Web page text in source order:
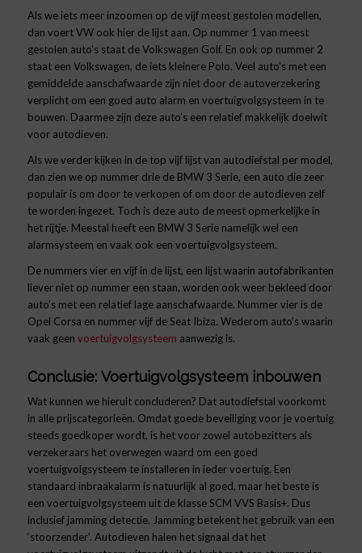
Als we iets meer inzoomen op de vijf meest gestolen modellen,
dan voert VW ook hier de lijst aan. Op nummer 1 van meest
gestolen auto’s staat de Volkswagen Golf. En ook op nummer 2
staat een Volkswagen, de iets kleinere Polo. Veel auto’s met een
gemiddelde aanschafwaarde zijn niet door de autoverzekering
verplicht om een goed auto alarm en voertuigvolgsysteem in te
bouwen. Daarmee zijn deze auto’s een relatief makkelijk doelwit
voor autodieven.
Als we verder kijken in de top vijf lijst van autodiefstal per model,
dan zien we op nummer drie de BMW 3 Serie, een auto die zeer
populair is om door te verkopen of om door de autodieven zelf
te worden ingezet. Toch is deze auto de meest opmerkelijke in
het rijtje. Meestal heeft een BMW 3 Serie namelijk wel een
alarmsysteem en vaak ook een voertuigvolgsysteem.
De nummers vier en vijf in de lijst, een lijst waarin autofabrikanten
liever niet op nummer een staan, worden ook weer bekleed door
auto’s met een relatief lage aanschafwaarde. Nummer vier is de
Opel Corsa en nummer vijf de Seat Ibiza. Wederom auto’s waarin
vaak geen voertuigvolgsysteem aanwezig is.
Conclusie: Voertuigvolgsysteem inbouwen
Wat kunnen we hieruit concluderen? Dat autodiefstal voorkomt
in alle prijscategorieën. Omdat goede beveiliging voor je voertuig
steeds goedkoper wordt, is het voor zowel autobezitters als
verzekeraars het overwegen waard om een goed
voertuigvolgsysteem te installeren in ieder voertuig. Een
standaard inbraakalarm is natuurlijk al goed, maar het beste is
een voertuigvolgsysteem uit de klasse SCM VVS Basis+. Dus
inclusief jamming detectie. Jamming betekent het gebruik van een
‘stoorzender’. Autodieven halen het signaal dat het